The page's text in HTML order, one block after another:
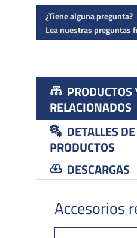
¿Tiene alguna pregunta?
Lea nuestras preguntas
PRODUCTOS
RELACIONADOS
DETALLES
PRODUCTOS
DESCARGAS
Accesorios